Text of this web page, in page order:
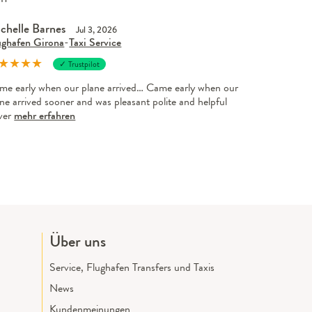
Barnes Jul 3, 2026
Girona-Taxi Service
★★★ ✓ Trustpilot
early when our plane arrived… Came early when our
arrived sooner and was pleasant polite and helpful
mehr erfahren
Über uns
Service, Flughafen Transfers und Taxis
News
Kundenmeinungen